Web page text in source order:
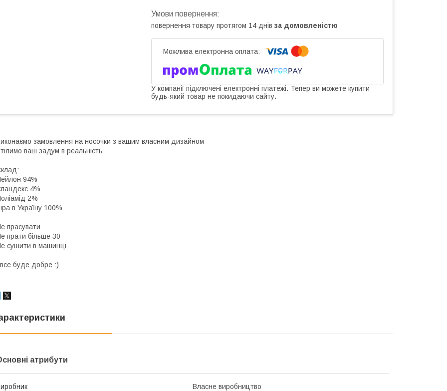
повернення товару протягом 14 днів за домовленістю
У компанії підключені електронні платежі. Тепер ви можете купити
будь-який товар не покидаючи сайту.
замовлення на носочки з вашим власним дизайном
ваш задум в реальність
94%
4%
2%
в Україну 100%
прасувати
прати більше 30
сушити в машинці
все буде добре :)
атрибути
Власне виробництво